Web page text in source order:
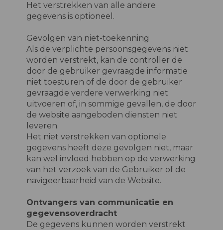
Het verstrekken van alle andere
gegevens is optioneel.
Gevolgen van niet-toekenning
Als de verplichte persoonsgegevens niet
worden verstrekt, kan de controller de
door de gebruiker gevraagde informatie
niet toesturen of de door de gebruiker
gevraagde verdere verwerking niet
uitvoeren of, in sommige gevallen, de door
de website aangeboden diensten niet
leveren.
Het niet verstrekken van optionele
gegevens heeft deze gevolgen niet, maar
kan wel invloed hebben op de verwerking
van het verzoek van de Gebruiker of de
navigeerbaarheid van de Website.
Ontvangers van communicatie en
gegevensoverdracht
De gegevens kunnen worden verstrekt